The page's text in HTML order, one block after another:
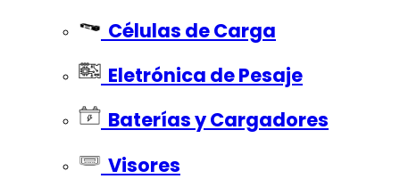
Células de Carga
Eletrónica de Pesaje
Baterías y Cargadores
Visores